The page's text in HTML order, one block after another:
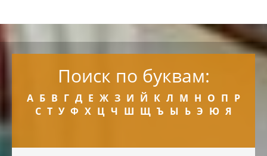
Поиск по буквам:
А Б В Г Д Е Ж З И Й К Л М Н О П Р
С Т У Ф Х Ц Ч Ш Щ Ъ Ы Ь Э Ю Я